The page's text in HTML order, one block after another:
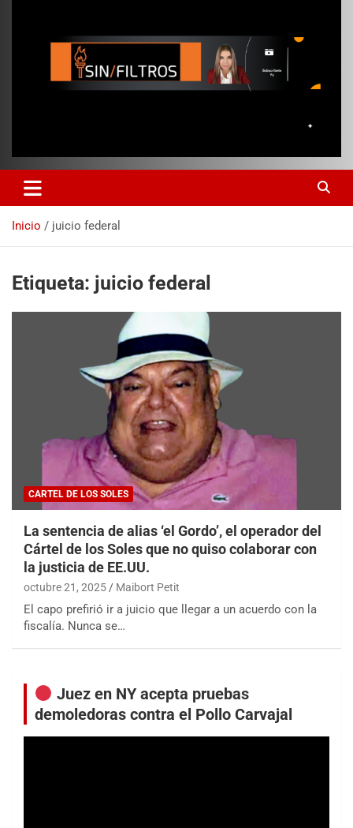
Inicio juicio federal
Etiqueta: juicio federal
CARTEL DE LOS SOLES
La sentencia de alias ‘el Gordo’, el operador del
Cártel de los Soles que no quiso colaborar con
la justicia de EE.UU.
octubre 21, 2025 Maibort Petit
El capo prefirió ir a juicio que llegar a un acuerdo con la
fiscalía. Nunca se…
Juez en NY acepta pruebas
demoledoras contra el Pollo Carvajal